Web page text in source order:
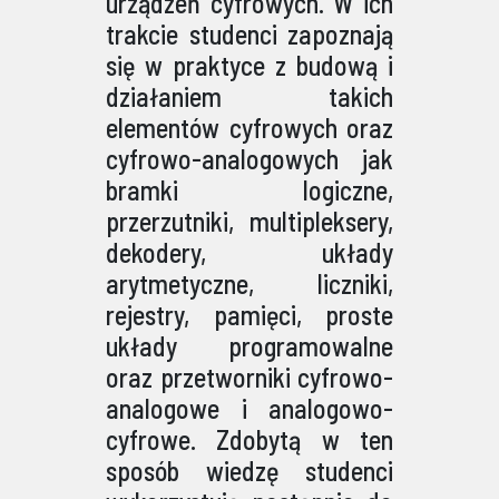
trakcie studenci zapoznają
się w praktyce z budową i
działaniem takich
elementów cyfrowych oraz
cyfrowo-analogowych jak
bramki logiczne,
przerzutniki, multipleksery,
dekodery, układy
arytmetyczne, liczniki,
rejestry, pamięci, proste
układy programowalne
oraz przetworniki cyfrowo-
analogowe i analogowo-
cyfrowe. Zdobytą w ten
sposób wiedzę studenci